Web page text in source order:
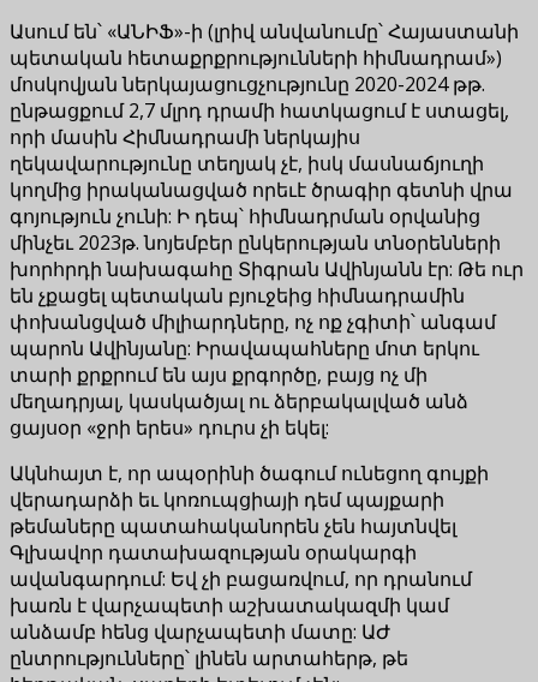
Ասում են՝ «ԱՆԻՖ»-ի (լրիվ անվանումը՝ Հայաստանի
պետական հետաքրքրությունների հիմնադրամ»)
մոսկովյան ներկայացուցչությունը 2020-2024 թթ.
ընթացքում 2,7 մլրդ դրամի հատկացում է ստացել,
որի մասին Հիմնադրամի ներկայիս
ղեկավարությունը տեղյակ չէ, իսկ մասնաճյուղի
կողմից իրականացված որեւէ ծրագիր գետնի վրա
գոյություն չունի: Ի դեպ՝ հիմնադրման օրվանից
մինչեւ 2023թ. նոյեմբեր ընկերության տնօրենների
խորհրդի նախագահը Տիգրան Ավինյանն էր: Թե ուր
են չքացել պետական բյուջեից հիմնադրամին
փոխանցված միլիարդները, ոչ ոք չգիտի՝ անգամ
պարոն Ավինյանը: Իրավապահները մոտ երկու
տարի քրքրում են այս քրգործը, բայց ոչ մի
մեղադրյալ, կասկածյալ ու ձերբակալված անձ
ցայսօր «ջրի երես» դուրս չի եկել:
Ակնհայտ է, որ ապօրինի ծագում ունեցող գույքի
վերադարձի եւ կոռուպցիայի դեմ պայքարի
թեմաները պատահականորեն չեն հայտնվել
Գլխավոր դատախազության օրակարգի
ավանգարդում: Եվ չի բացառվում, որ դրանում
խառն է վարչապետի աշխատակազմի կամ
անձամբ հենց վարչապետի մատը: ԱԺ
ընտրությունները՝ լինեն արտահերթ, թե